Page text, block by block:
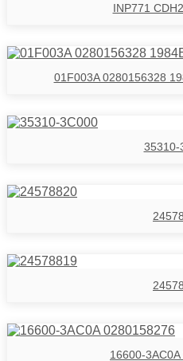
INP771
01F003A 0280156328
35310-
16600-